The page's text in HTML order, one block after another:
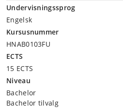
Undervisningssprog
Engelsk
Kursusnummer
HNAB0103FU
ECTS
15 ECTS
Niveau
Bachelor
Bachelor tilvalg